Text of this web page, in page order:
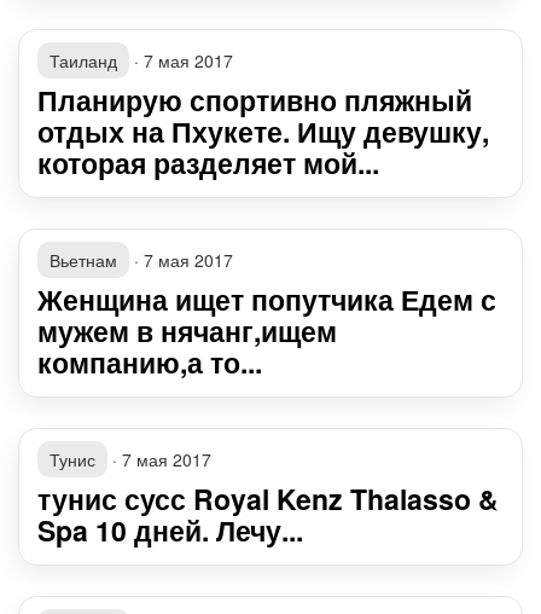
Таиланд · 7 мая 2017
Планирую спортивно пляжный
отдых на Пхукете. Ищу девушку,
которая разделяет мой...
Вьетнам · 7 мая 2017
Женщина ищет попутчика Едем с
мужем в нячанг,ищем
компанию,а то...
Тунис · 7 мая 2017
тунис сусс Royal Kenz Thalasso &
Spa 10 дней. Лечу...